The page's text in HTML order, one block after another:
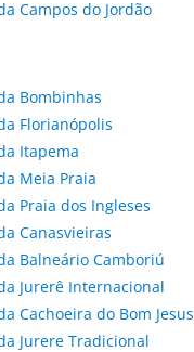
Campos do Jordão
Bombinhas
Florianópolis
Itapema
Meia Praia
Praia dos Ingleses
Canasvieiras
Balneário Camboriú
Jurerê Internacional
Cachoeira do Bom Jesus
Jurere Tradicional